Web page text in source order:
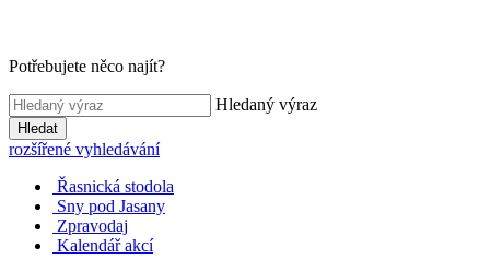
Potřebujete něco najít?
Hledaný výraz
Hledat
rozšířené vyhledávání
Řasnická stodola
Sny pod Jasany
Zpravodaj
Kalendář akcí